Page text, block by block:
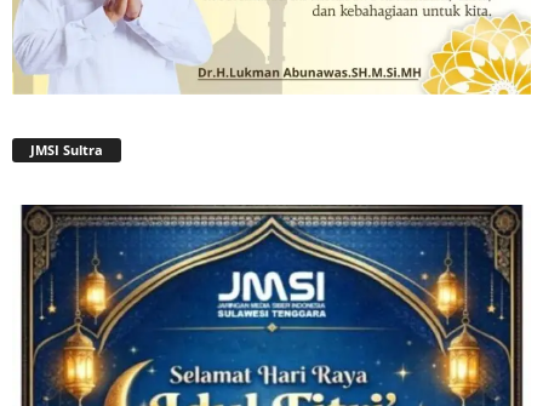
JMSI Sultra